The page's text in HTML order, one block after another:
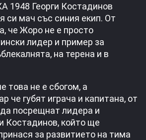
1948 Георги Костадинов
си мач със синия екип. От
че Жоро не е просто
лидер и пример за
на терена и в
това не е сбогом, а
че губят играча и капитана, от
посрещнат лидера и
Костадинов, който ще
за развитието на тима